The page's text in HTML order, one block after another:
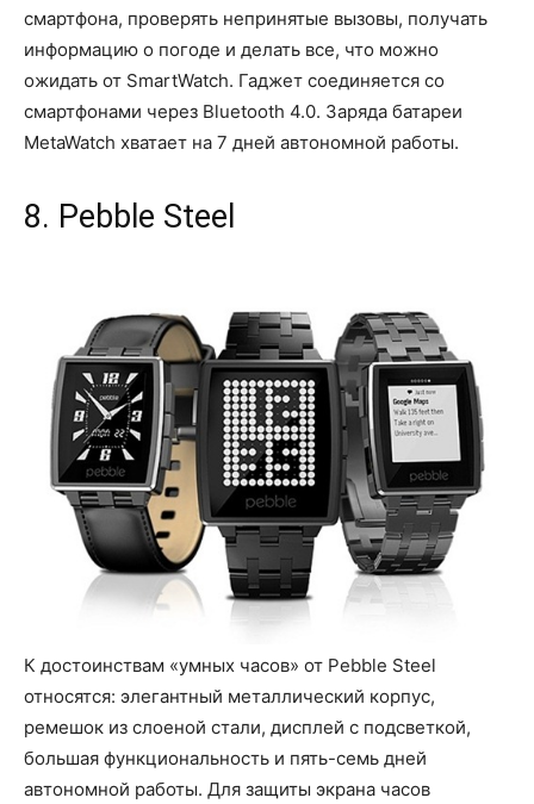
смартфона, проверять непринятые вызовы, получать
информацию о погоде и делать все, что можно
ожидать от SmartWatch. Гаджет соединяется со
смартфонами через Bluetooth 4.0. Заряда батареи
MetaWatch хватает на 7 дней автономной работы.
8. Pebble Steel
К достоинствам «умных часов» от Pebble Steel
относятся: элегантный металлический корпус,
ремешок из слоеной стали, дисплей с подсветкой,
большая функциональность и пять-семь дней
автономной работы. Для защиты экрана часов